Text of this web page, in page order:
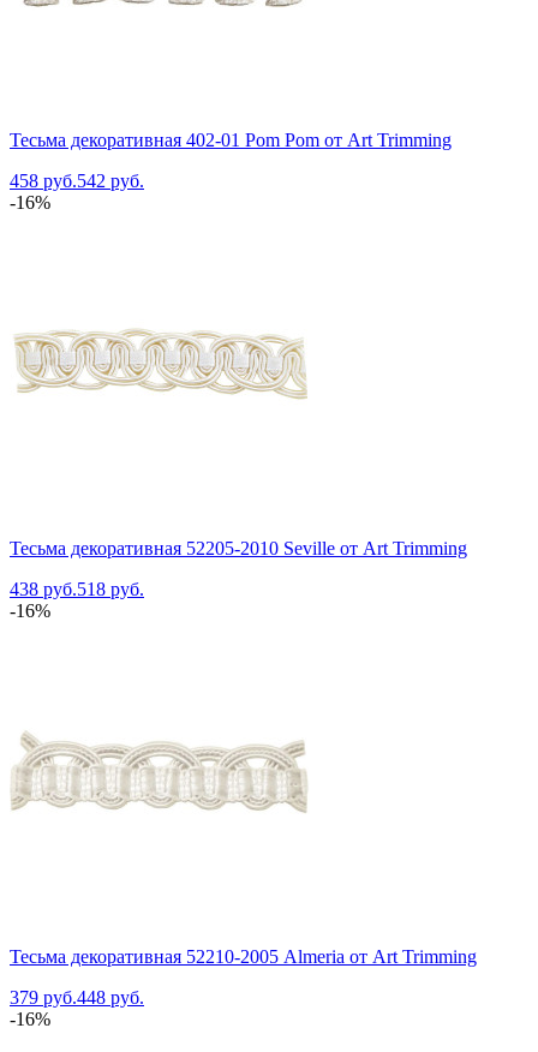
Тесьма декоративная 402-01 Pom Pom от Art Trimming
458 руб.542 руб.
-16%
Тесьма декоративная 52205-2010 Seville от Art Trimming
438 руб.518 руб.
-16%
Тесьма декоративная 52210-2005 Almeria от Art Trimming
379 руб.448 руб.
-16%